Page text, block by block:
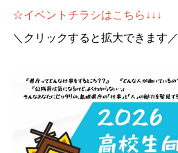
☆イベントチラシはこちら ↓↓↓
＼クリックすると拡大できます／